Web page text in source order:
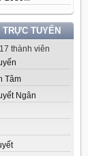
TUYẾN
thành viên
Tâm
Ngân